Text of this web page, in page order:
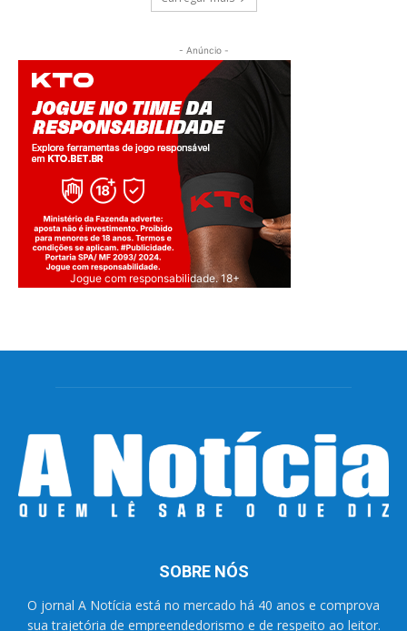
- Anúncio -
Jogue com responsabilidade. 18+
SOBRE NÓS
O jornal A Notícia está no mercado há 40 anos e comprova
sua trajetória de empreendedorismo e de respeito ao leitor.